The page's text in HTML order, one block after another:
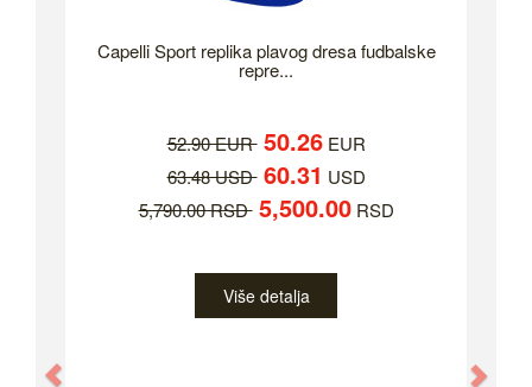
Capelli Sport replika plavog dresa fudbalske
repre...
52.90 EUR 50.26EUR
63.48 USD 60.31 USD
5,790.00 RSD 5,500.00RSD
Više detalja